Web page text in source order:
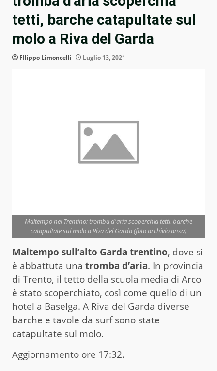
tetti, barche catapultate sul
molo a Riva del Garda
FIlippo Limoncelli Luglio 13, 2021
Maltempo nel Trentino: tromba d'aria scoperchia tetti, barche
catapultate sul molo a Riva del Garda (foto archivio ansa)
Maltempo sull’alto Garda trentino, dove si
è abbattuta una tromba d’aria. In provincia
di Trento, il tetto della scuola media di Arco
è stato scoperchiato, così come quello di un
hotel a Baselga. A Riva del Garda diverse
barche e tavole da surf sono state
catapultate sul molo.
Aggiornamento ore 17:32.